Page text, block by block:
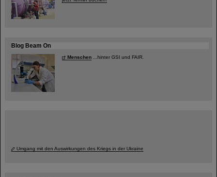
Blog Beam On
Menschen ...hinter GSI und FAIR.
Umgang mit den Auswirkungen des Kriegs in der Ukraine